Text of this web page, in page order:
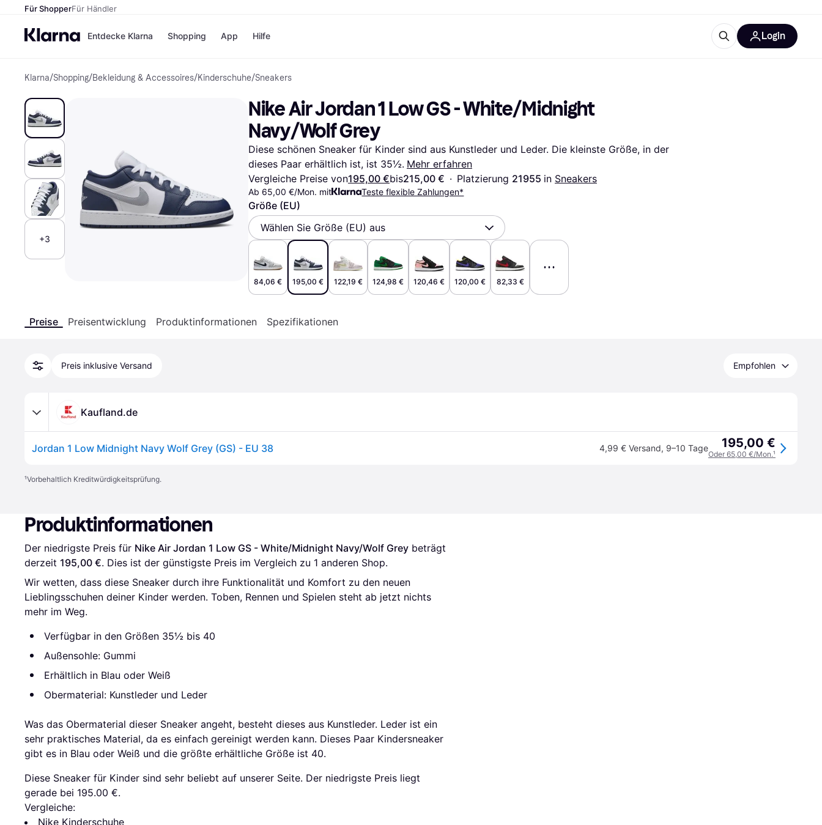
Für ShopperFür Händler
Entdecke Klarna
Zahlungsmethoden
Bezahle in bis zu 30
Shopping und Cashback
Shops entdecken
Mitgliedschaft
Freund:innen einladen
Klarna Card
Kreditkarte
Klarna Guthaben
Flexkonto
Festgeld
Artikel
Shopping
Shops
eBay
Temu
Samsung
SHEIN
Alle Shops
Schönheit & Gesundheit
Bekleidung & Accessoires
Spielzeug & Hobbys
Möbel & Haushalt
TV & Audio
Sport & Freizeit
Computer
Renovierung & Bau
Mobilgeräte & Wearables
Kinder & Familie
Küchengeräte
Haushaltsgeräte
Bücher, Filme & Musik
App Hilfe Login
Klarna/Shopping/Bekleidung & Accessoires/Kinderschuhe/Sneakers
+3
Nike Air Jordan 1 Low GS - White/Midnight
Navy/Wolf Grey
Diese schönen Sneaker für Kinder sind aus Kunstleder und Leder. Die kleinste Größe, in der
dieses Paar erhältlich ist, ist 35½. Mehr erfahren
Vergleiche Preise von195,00 €bis215,00 € · Platzierung 21955 in Sneakers
Ab 65,00 €/Mon. mit Teste flexible Zahlungen*
Größe (EU)
Wählen Sie Größe (EU) aus
84,06 € 195,00 € 122,19 € 124,98 € 120,46 € 120,00 € 82,33 €
Preise Preisentwicklung Produktinformationen Spezifikationen
Preis inklusive Versand Empfohlen
Kaufland.de
Jordan 1 Low Midnight Navy Wolf Grey (GS) - EU 38 4,99 € Versand, 9–10 Tage 195,00 €
Oder 65,00 €/Mon.¹
¹Vorbehaltlich Kreditwürdigkeitsprüfung.
Produktinformationen
Der niedrigste Preis für Nike Air Jordan 1 Low GS - White/Midnight Navy/Wolf Grey beträgt
derzeit 195,00 €. Dies ist der günstigste Preis im Vergleich zu 1 anderen Shop.
Wir wetten, dass diese Sneaker durch ihre Funktionalität und Komfort zu den neuen
Lieblingsschuhen deiner Kinder werden. Toben, Rennen und Spielen steht ab jetzt nichts
mehr im Weg.
Verfügbar in den Größen 35½ bis 40
Außensohle: Gummi
Erhältlich in Blau oder Weiß
Obermaterial: Kunstleder und Leder
Was das Obermaterial dieser Sneaker angeht, besteht dieses aus Kunstleder. Leder ist ein
sehr praktisches Material, da es einfach gereinigt werden kann. Dieses Paar Kindersneaker
gibt es in Blau oder Weiß und die größte erhältliche Größe ist 40.
Diese Sneaker für Kinder sind sehr beliebt auf unserer Seite. Der niedrigste Preis liegt
gerade bei 195.00 €.
Vergleiche:
Nike Kinderschuhe